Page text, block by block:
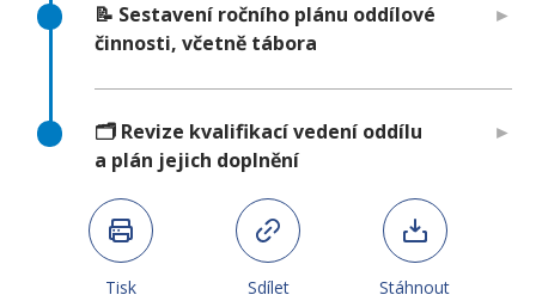
📝 Sestavení ročního plánu oddílové
činnosti, včetně tábora
🗂️ Revize kvalifikací vedení oddílu
a plán jejich doplnění
Tisk Sdílet Stáhnout